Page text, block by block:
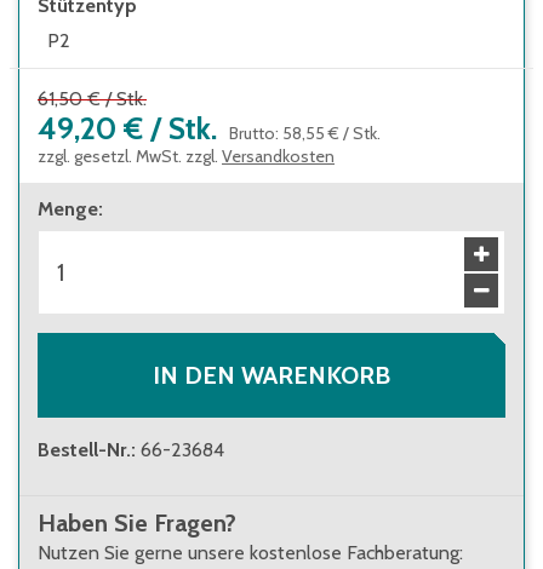
Stützentyp
P2
61,50 € /Stk.
49,20 € / Stk. Brutto: 58,55 € /Stk.
zzgl. gesetzl. MwSt. zzgl. Versandkosten
Menge:
IN DEN WARENKORB
Bestell-Nr.: 66-23684
Haben Sie Fragen?
Nutzen Sie gerne unsere kostenlose Fachberatung: